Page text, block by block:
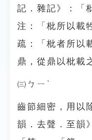
記．雜記》：「
注：「枇所以載
疏：「枇者所以
鼎，從鼎以枇載
㈢ㄅㄧˋ
齒節細密，用以
韻．去聲．至韻